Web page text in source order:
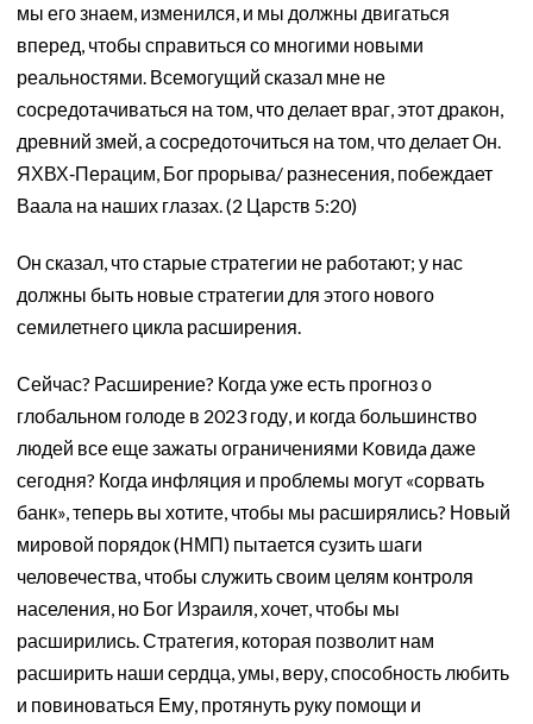
мы его знаем, изменился, и мы должны двигаться
вперед, чтобы справиться со многими новыми
реальностями. Всемогущий сказал мне не
сосредотачиваться на том, что делает враг, этот дракон,
древний змей, а сосредоточиться на том, что делает Он.
ЯХВХ‐Перацим, Бог прорыва/ разнесения, побеждает
Ваала на наших глазах. (2 Царств 5:20)
Он сказал, что старые стратегии не работают; у нас
должны быть новые стратегии для этого нового
семилетнего цикла расширения.
Сейчас? Расширение? Когда уже есть прогноз о
глобальном голоде в 2023 году, и когда большинство
людей все еще зажаты ограничениями Kовидa даже
сегодня? Когда инфляция и проблемы могут «сорвать
банк», теперь вы хотите, чтобы мы расширялись? Новый
мировой порядок (НМП) пытается сузить шаги
человечества, чтобы служить своим целям контроля
населения, но Бог Израиля, хочет, чтобы мы
расширились. Стратегия, которая позволит нам
расширить наши сердца, умы, веру, способность любить
и повиноваться Ему, протянуть руку помощи и